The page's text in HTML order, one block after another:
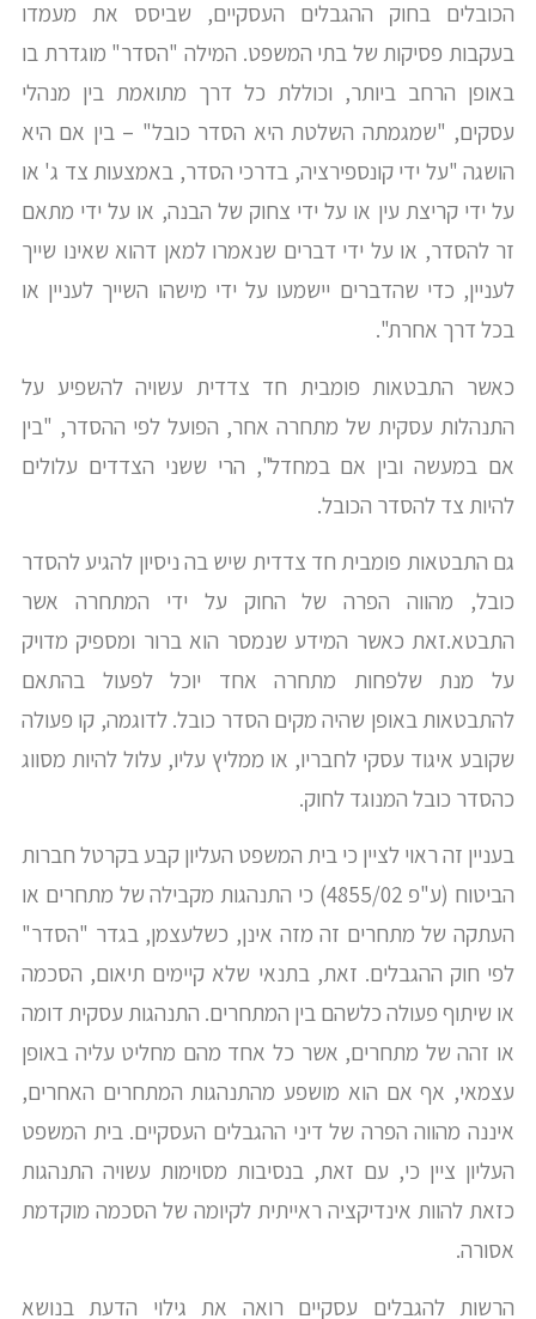
הכובלים בחוק ההגבלים העסקיים, שביסס את מעמדו
בעקבות פסיקות של בתי המשפט. המילה "הסדר" מוגדרת בו
באופן הרחב ביותר, וכוללת כל דרך מתואמת בין מנהלי
עסקים, "שמגמתה השלטת היא הסדר כובל" – בין אם היא
הושגה "על ידי קונספירציה, בדרכי הסדר, באמצעות צד ג' או
על ידי קריצת עין או על ידי צחוק של הבנה, או על ידי מתאם
זר להסדר, או על ידי דברים שנאמרו למאן דהוא שאינו שייך
לעניין, כדי שהדברים יישמעו על ידי מישהו השייך לעניין או
בכל דרך אחרת".
כאשר התבטאות פומבית חד צדדית עשויה להשפיע על
התנהלות עסקית של מתחרה אחר, הפועל לפי ההסדר, "בין
אם במעשה ובין אם במחדל", הרי ששני הצדדים עלולים
להיות צד להסדר הכובל.
גם התבטאות פומבית חד צדדית שיש בה ניסיון להגיע להסדר
כובל, מהווה הפרה של החוק על ידי המתחרה אשר
התבטא.זאת כאשר המידע שנמסר הוא ברור ומספיק מדויק
על מנת שלפחות מתחרה אחד יוכל לפעול בהתאם
להתבטאות באופן שהיה מקים הסדר כובל. לדוגמה, קו פעולה
שקובע איגוד עסקי לחבריו, או ממליץ עליו, עלול להיות מסווג
כהסדר כובל המנוגד לחוק.
בעניין זה ראוי לציין כי בית המשפט העליון קבע בקרטל חברות
הביטוח (ע"פ 4855/02) כי התנהגות מקבילה של מתחרים או
העתקה של מתחרים זה מזה אינן, כשלעצמן, בגדר "הסדר"
לפי חוק ההגבלים. זאת, בתנאי שלא קיימים תיאום, הסכמה
או שיתוף פעולה כלשהם בין המתחרים. התנהגות עסקית דומה
או זהה של מתחרים, אשר כל אחד מהם מחליט עליה באופן
עצמאי, אף אם הוא מושפע מהתנהגות המתחרים האחרים,
איננה מהווה הפרה של דיני ההגבלים העסקיים. בית המשפט
העליון ציין כי, עם זאת, בנסיבות מסוימות עשויה התנהגות
כזאת להוות אינדיקציה ראייתית לקיומה של הסכמה מוקדמת
אסורה.
הרשות להגבלים עסקיים רואה את גילוי הדעת בנושא